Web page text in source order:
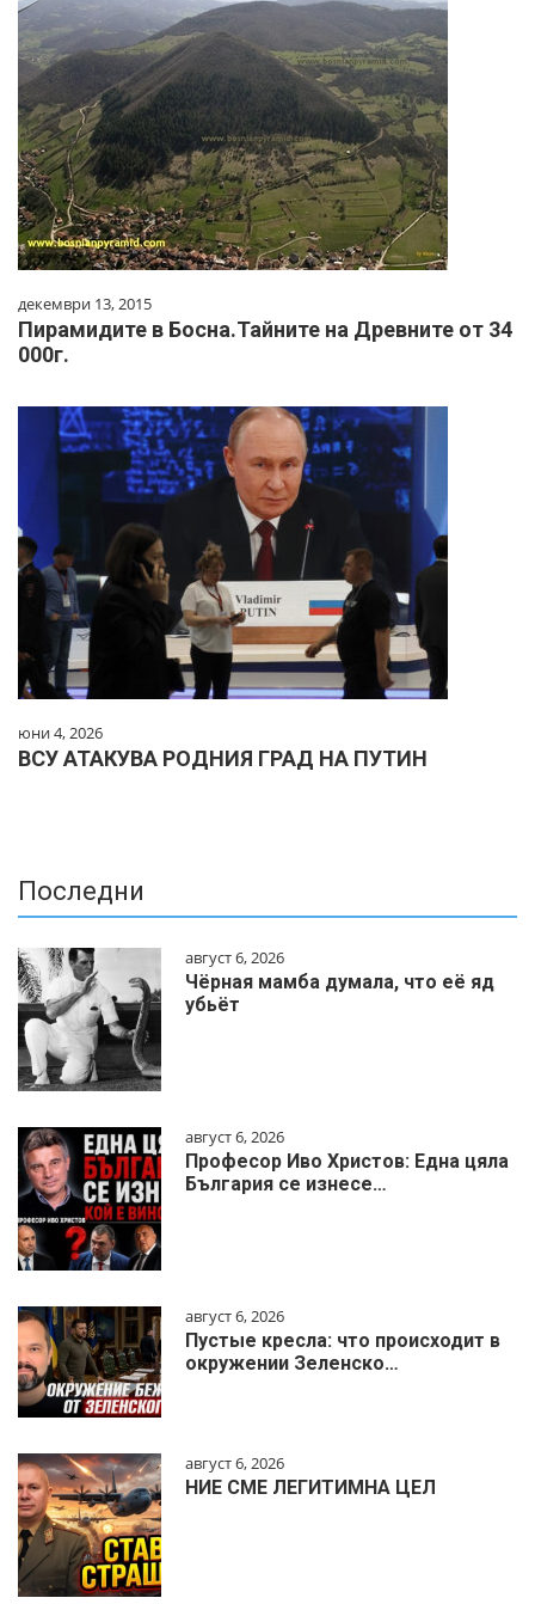
декември 13, 2015
Пирамидите в Босна.Тайните на Древните от 34
000г.
юни 4, 2026
ВСУ АТАКУВА РОДНИЯ ГРАД НА ПУТИН
Последни
август 6, 2026
Чёрная мамба думала, что её яд
убьёт
август 6, 2026
Професор Иво Христов: Една цяла
България се изнесе…
август 6, 2026
Пустые кресла: что происходит в
окружении Зеленско…
август 6, 2026
НИЕ СМЕ ЛЕГИТИМНА ЦЕЛ